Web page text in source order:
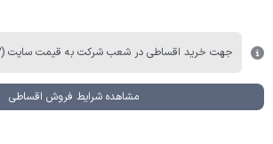
جهت خرید اقساطی در شعب شرکت به قیمت سایت (۳درصد) افزوده می گردد.
مشاهده شرایط فروش اقساطی